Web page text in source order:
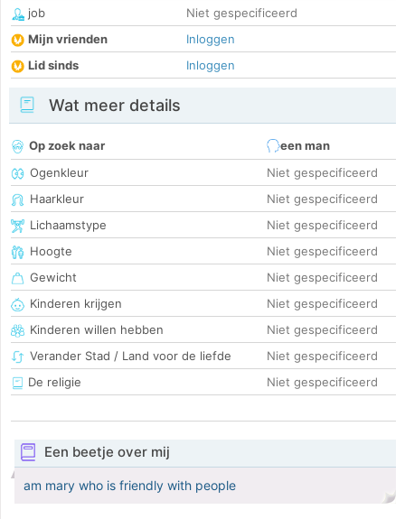
job
Niet gespecificeerd
Mijn vrienden
Inloggen
Lid sinds
Inloggen
Wat meer details
Op zoek naar
een man
Ogenkleur
Niet gespecificeerd
Haarkleur
Niet gespecificeerd
Lichaamstype
Niet gespecificeerd
Hoogte
Niet gespecificeerd
Gewicht
Niet gespecificeerd
Kinderen krijgen
Niet gespecificeerd
Kinderen willen hebben
Niet gespecificeerd
Verander Stad / Land voor de liefde
Niet gespecificeerd
De religie
Niet gespecificeerd
Een beetje over mij
am mary who is friendly with people